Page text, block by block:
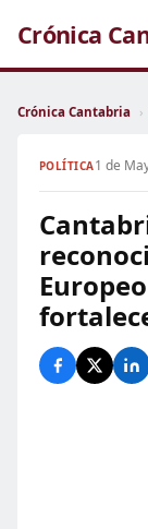
Crónica
Crónica Cantabria ›
POLÍTICA1 de